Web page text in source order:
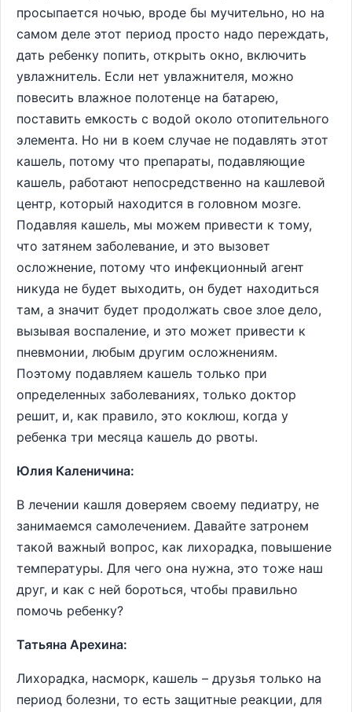
просыпается ночью, вроде бы мучительно, но на
самом деле этот период просто надо переждать,
дать ребенку попить, открыть окно, включить
увлажнитель. Если нет увлажнителя, можно
повесить влажное полотенце на батарею,
поставить емкость с водой около отопительного
элемента. Но ни в коем случае не подавлять этот
кашель, потому что препараты, подавляющие
кашель, работают непосредственно на кашлевой
центр, который находится в головном мозге.
Подавляя кашель, мы можем привести к тому,
что затянем заболевание, и это вызовет
осложнение, потому что инфекционный агент
никуда не будет выходить, он будет находиться
там, а значит будет продолжать свое злое дело,
вызывая воспаление, и это может привести к
пневмонии, любым другим осложнениям.
Поэтому подавляем кашель только при
определенных заболеваниях, только доктор
решит, и, как правило, это коклюш, когда у
ребенка три месяца кашель до рвоты.
Юлия Каленичина:
В лечении кашля доверяем своему педиатру, не
занимаемся самолечением. Давайте затронем
такой важный вопрос, как лихорадка, повышение
температуры. Для чего она нужна, это тоже наш
друг, и как с ней бороться, чтобы правильно
помочь ребенку?
Татьяна Арехина:
Лихорадка, насморк, кашель – друзья только на
период болезни, то есть защитные реакции, для